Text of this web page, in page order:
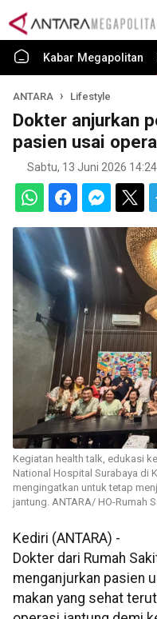
Kabar Megapolitan
ANTARA Lifestyle
Dokter anjurkan
pasien usai
Sabtu, 13 Juni 2026 14:24
Kegiatan health talk, edukasi
National Hospital Surabaya di
mengingatkan untuk tetap
jantung. ANTARA/ HO-Rumah
Kediri (ANTARA) -
Dokter dari Rumah
menganjurkan pasien
makan yang sehat